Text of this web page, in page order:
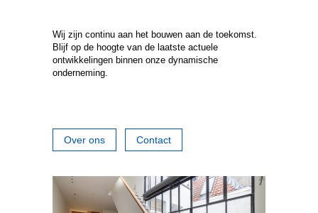
Wij zijn continu aan het bouwen aan de toekomst.
Blijf op de hoogte van de laatste actuele
ontwikkelingen binnen onze dynamische
onderneming.
Over ons Contact